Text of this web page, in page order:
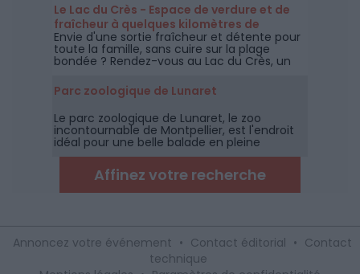
Le Lac du Crès - Espace de verdure et de
fraîcheur à quelques kilomètres de
Montpellier
Envie d'une sortie fraîcheur et détente pour
toute la famille, sans cuire sur la plage
bondée ? Rendez-vous au Lac du Crès, un
gratuitement à tous et toute l'année à
quelques kilomètres de Montpellier.
Parc zoologique de Lunaret
Le parc zoologique de Lunaret, le zoo
incontournable de Montpellier, est l'endroit
idéal pour une belle balade en pleine
garrigue à la découverte des animaux des
cinq continents.
Affinez votre recherche
Annoncez votre événement • Contact éditorial • Contact
technique